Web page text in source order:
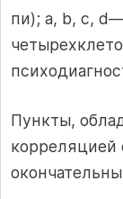
пи); а, b, с,
Пункты,
корреляцией